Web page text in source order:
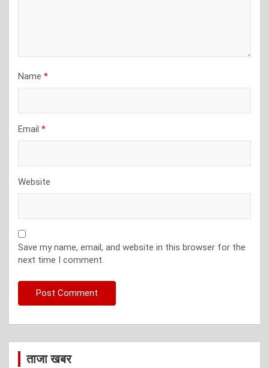
Name *
Email *
Website
Save my name, email, and website in this browser for the
next time I comment.
ताजा खबर